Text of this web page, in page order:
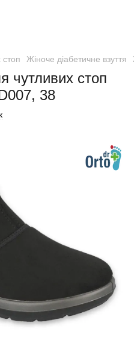
стоп Жіноче діабетичне взуття
чутливих стоп
38